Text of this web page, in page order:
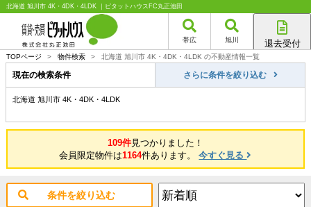
北海道 旭川市 4K・4DK・4LDK ｜ピタットハウスFC丸正池田
帯広 旭川 退去受付
旭川店
TOPページ > 物件検索 > 北海道 旭川市 4K・4DK・4LDK の不動産情報一覧
現在の検索条件 さらに条件を絞り込む
北海道 旭川市 4K・4DK・4LDK
109件見つかりました！
会員限定物件は1164件あります。今すぐ見る
条件を絞り込む